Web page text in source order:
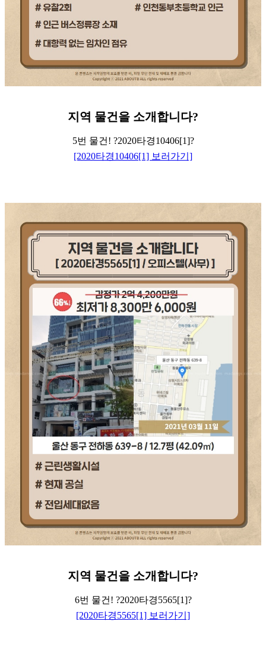
지역 물건을 소개합니다?
5번 물건! ?2020타경10406[1]?
[2020타경10406[1] 보러가기]
지역 물건을 소개합니다?
6번 물건! ?2020타경5565[1]?
[2020타경5565[1] 보러가기]